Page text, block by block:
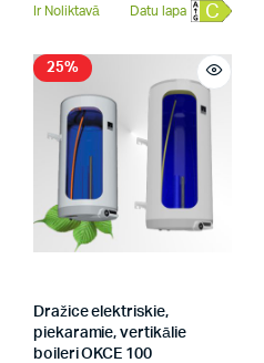
Ir Noliktavā Datu lapa C
25%
Dražice elektriskie,
piekaramie, vertikālie
boileri OKCE 100